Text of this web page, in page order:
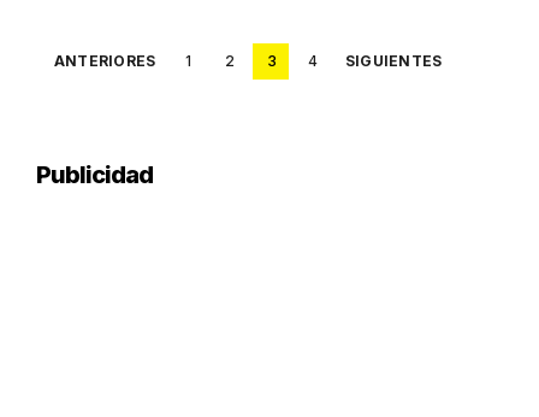
Posts
ANTERIORES 1 2 3 4 SIGUIENTES
Publicidad